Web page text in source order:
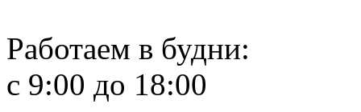
Работаем в будни:
с 9:00 до 18:00